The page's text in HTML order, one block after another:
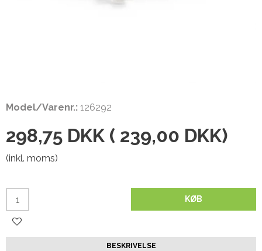
Model/Varenr.: 126292
298,75 DKK ( 239,00 DKK)
(inkl. moms)
KØB
BESKRIVELSE